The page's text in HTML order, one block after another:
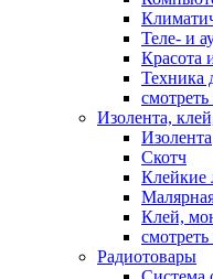
Теле- и
Красота
Техника
смотреть
Изолента,
Изолента
Скотч
Клейкие
Клей,
смотреть
Радиотовары